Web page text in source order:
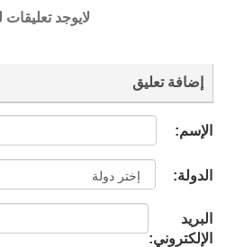
لايوجد
إضافة تعليق
الإسم:
الدولة:
البريد
الإلكتروني: